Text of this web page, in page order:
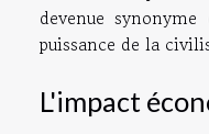
devenue
puissance de la
L'impact